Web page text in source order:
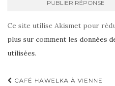
Ce site utilise Akismet pour
plus sur comment les données
utilisées.
CAFÉ HAWELKA À VIENNE